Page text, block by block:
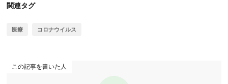
関連タグ
医療 コロナウイルス
この記事を書いた人